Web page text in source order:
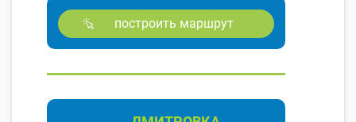
построить маршрут